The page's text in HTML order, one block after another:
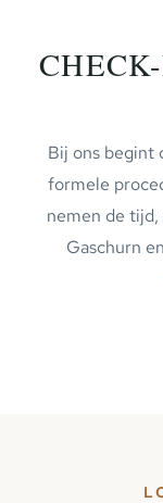
Bij ons begint
formele
nemen de
Gaschurn